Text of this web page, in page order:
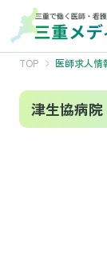
TOP 医師求人情
津生協病院